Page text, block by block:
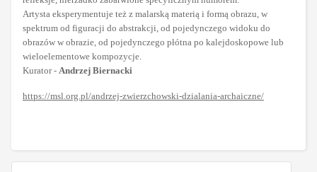
Artysta eksperymentuje też z malarską materią i formą obrazu, w
spektrum od figuracji do abstrakcji, od pojedynczego widoku do
obrazów w obrazie, od pojedynczego płótna po kalejdoskopowe lub
wieloelementowe kompozycje.
Kurator - Andrzej Biernacki
https://msl.org.pl/andrzej-zwierzchowski-dzialania-archaiczne/